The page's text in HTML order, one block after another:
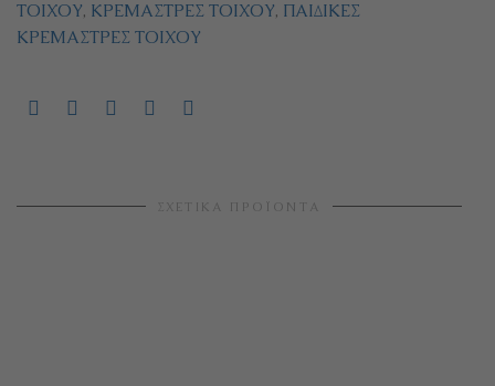
ΤΟΊΧΟΥ, ΚΡΕΜΆΣΤΡΕΣ ΤΟΊΧΟΥ, ΠΑΙΔΙΚΈΣ
ΚΡΕΜΆΣΤΡΕΣ ΤΟΊΧΟΥ
ΣΧΕΤΙΚΆ ΠΡΟΪΌΝΤΑ